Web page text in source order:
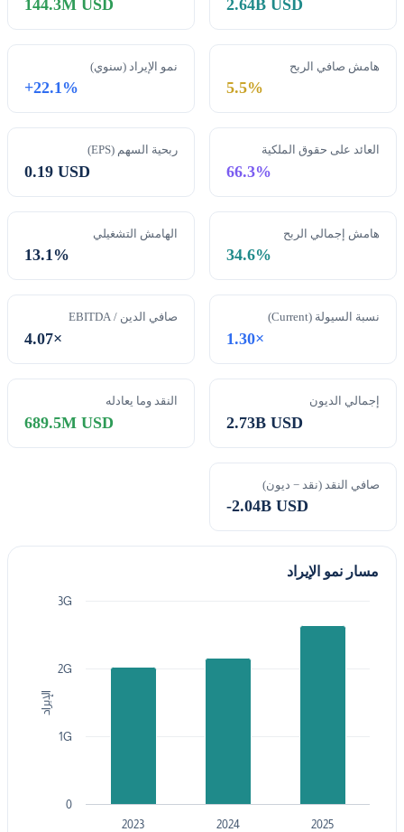
2.64B USD
144.3M USD
هامش صافي الربح
5.5%
نمو الإيراد (سنوي)
+22.1%
العائد على حقوق الملكية
66.3%
ربحية السهم (EPS)
0.19 USD
هامش إجمالي الربح
34.6%
الهامش التشغيلي
13.1%
نسبة السيولة (Current)
1.30×
صافي الدين / EBITDA
4.07×
إجمالي الديون
2.73B USD
النقد وما يعادله
689.5M USD
صافي النقد (نقد − ديون)
-2.04B USD
مسار نمو الإيراد
الإيراد
2023 2024 2025
0
1G
2G
3G